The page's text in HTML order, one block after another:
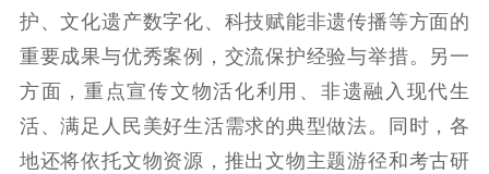
护、文化遗产数字化、科技赋能非遗传播等方面的
重要成果与优秀案例，交流保护经验与举措。另一
方面，重点宣传文物活化利用、非遗融入现代生
活、满足人民美好生活需求的典型做法。同时，各
地还将依托文物资源，推出文物主题游径和考古研